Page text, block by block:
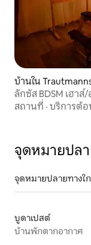
บ้านใน
ลักซัส BDSM เฮา
สถานที่ · บริการต้อ
จุดหมายปล
จุดหมายปลายทางใ
บูดาเปสต์
บ้านพักตากอากาศ